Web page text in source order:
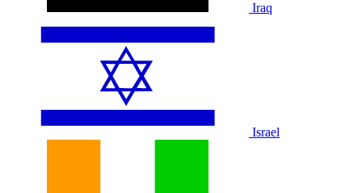
Iraq
Israel